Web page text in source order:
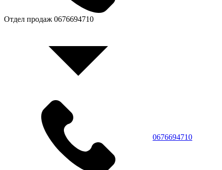
Отдел продаж 0676694710
0676694710